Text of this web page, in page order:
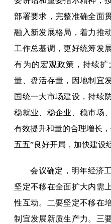
部署要求，完整准确全面
融入新发展格局，着力推
工作总基调，更好统筹发
有为的宏观政策，持续
量、盘活存量，因地制宜
国统一大市场建设，持续
稳就业、稳企业、稳市场
有效提升和量的合理增长
五五”良好开局，加快建设
会议确定，明年经济
坚定不移在全面扩大内需
性互动。二要坚定不移在
制宜发展新质生产力。三